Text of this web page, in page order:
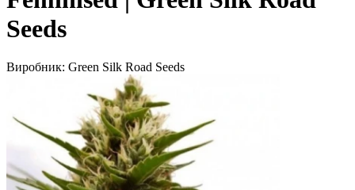
Seeds
Виробник: Green Silk Road Seeds